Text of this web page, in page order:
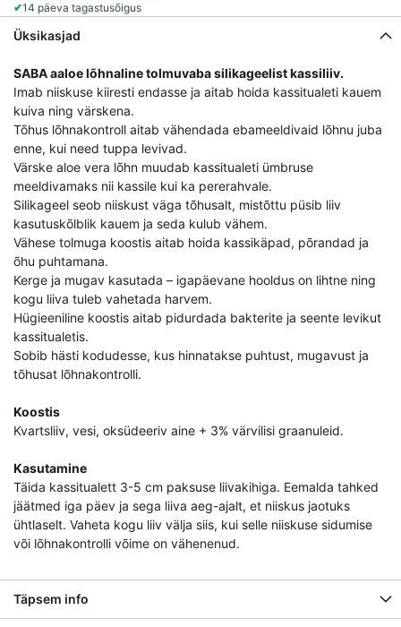
✔14 päeva tagastusõigus
Üksikasjad
SABA aaloe lõhnaline tolmuvaba silikageelist kassiliiv.
Imab niiskuse kiiresti endasse ja aitab hoida kassitualeti kauem
kuiva ning värskena.
Tõhus lõhnakontroll aitab vähendada ebameeldivaid lõhnu juba
enne, kui need tuppa levivad.
Värske aloe vera lõhn muudab kassitualeti ümbruse
meeldivamaks nii kassile kui ka pererahvale.
Silikageel seob niiskust väga tõhusalt, mistõttu püsib liiv
kasutuskõlblik kauem ja seda kulub vähem.
Vähese tolmuga koostis aitab hoida kassikäpad, põrandad ja
õhu puhtamana.
Kerge ja mugav kasutada – igapäevane hooldus on lihtne ning
kogu liiva tuleb vahetada harvem.
Hügieeniline koostis aitab pidurdada bakterite ja seente levikut
kassitualetis.
Sobib hästi kodudesse, kus hinnatakse puhtust, mugavust ja
tõhusat lõhnakontrolli.
Koostis
Kvartsliiv, vesi, oksüdeeriv aine + 3% värvilisi graanuleid.
Kasutamine
Täida kassitualett 3-5 cm paksuse liivakihiga. Eemalda tahked
jäätmed iga päev ja sega liiva aeg-ajalt, et niiskus jaotuks
ühtlaselt. Vaheta kogu liiv välja siis, kui selle niiskuse sidumise
või lõhnakontrolli võime on vähenenud.
Täpsem info